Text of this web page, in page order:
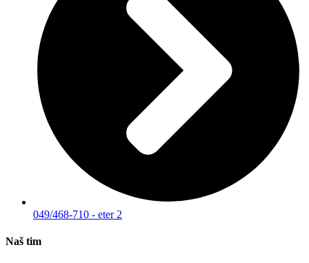
049/468-710 - eter 2
Naš tim